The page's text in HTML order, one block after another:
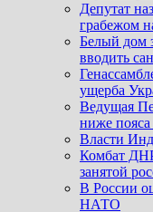
Депутат
грабежом
Белый дом
вводить
ущерба
Ведущая
ниже
Власти
Комбат
занятой
В России
НАТО